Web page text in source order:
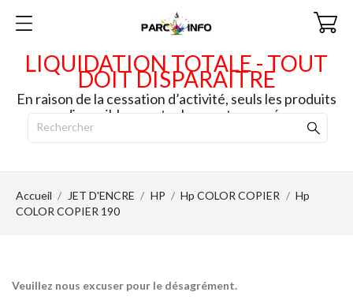
LIQUIDATION TOTALE - TOUT
DOIT DISPARAITRE
En raison de la cessation d’activité, seuls les produits
disponibles en stock seront envoyés.
Accueil JET D'ENCRE HP Hp COLOR COPIER
Hp
COLOR COPIER 190
Veuillez nous excuser pour le désagrément.